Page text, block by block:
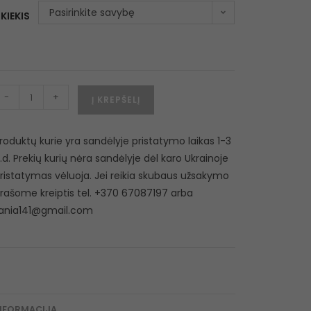
KIEKIS Pasirinkite savybę
- + Į KREPŠELĮ
kurie yra sandėlyje pristatymo laikas 1-3
Prekių kurių nėra sandėlyje dėl karo Ukrainoje
vėluoja. Jei reikia skubaus užsakymo
kreiptis tel. +370 67087197 arba